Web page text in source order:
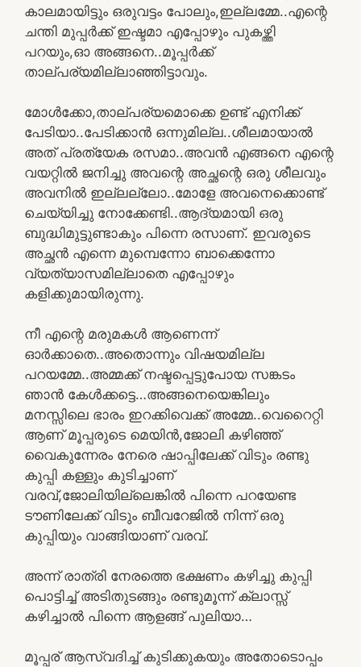
കാലമായിട്ടും ഒരുവട്ടം പോലും,ഇല്ലമ്മേ..എന്റെ
ചന്തി മുപ്പർക്ക് ഇഷ്ടമാ എപ്പോഴും പുകഴ്ത്തി
പറയും,ഓ അങ്ങനെ..മൂപ്പർക്ക്
താല്പര്യമില്ലാഞ്ഞിട്ടാവും.
മോൾക്കോ,താല്പര്യമൊക്കെ ഉണ്ട് എനിക്ക്
പേടിയാ..പേടിക്കാൻ ഒന്നുമില്ല..ശീലമായാൽ
അത് പ്രത്യേക രസമാ..അവൻ എങ്ങനെ എന്റെ
വയറ്റിൽ ജനിച്ചു അവന്റെ അച്ഛന്റെ ഒരു ശീലവും
അവനിൽ ഇല്ലല്ലോ..മോളേ അവനെക്കൊണ്ട്
ചെയ്യിച്ചു നോക്കേണ്ടി..ആദ്യമായി ഒരു
ബുദ്ധിമുട്ടുണ്ടാകും പിന്നെ രസാണ്. ഇവരുടെ
അച്ഛൻ എന്നെ മുമ്പെന്നോ ബാക്കെന്നോ
വ്യത്യാസമില്ലാതെ എപ്പോഴും
കളിക്കുമായിരുന്നു.
നീ എന്റെ മരുമകൾ ആണെന്ന്
ഓർക്കാതെ..അതൊന്നും വിഷയമില്ല
പറയമ്മേ..അമ്മക്ക് നഷ്ടപ്പെട്ടുപോയ സങ്കടം
ഞാൻ കേൾക്കട്ടെ…അങ്ങനെയെങ്കിലും
മനസ്സിലെ ഭാരം ഇറക്കിവെക്ക് അമ്മേ..വെറൈറ്റി
ആണ് മൂപ്പരുടെ മെയിൻ,ജോലി കഴിഞ്ഞ്
വൈകുന്നേരം നേരെ ഷാപ്പിലേക്ക് വിടും രണ്ടു
കുപ്പി കള്ളും കുടിച്ചാണ്
വരവ്,ജോലിയില്ലെങ്കിൽ പിന്നെ പറയേണ്ട
ടൗണിലേക്ക് വിടും ബീവറേജിൽ നിന്ന് ഒരു
കുപ്പിയും വാങ്ങിയാണ് വരവ്.
അന്ന് രാത്രി നേരത്തെ ഭക്ഷണം കഴിച്ചു കുപ്പി
പൊട്ടിച്ച് അടിതുടങ്ങും രണ്ടുമൂന്ന് ക്ലാസ്സ്
കഴിച്ചാൽ പിന്നെ ആളങ്ങ് പുലിയാ…
മൂപ്പര് ആസ്വദിച്ച് കുടിക്കുകയും അതോടൊപ്പം